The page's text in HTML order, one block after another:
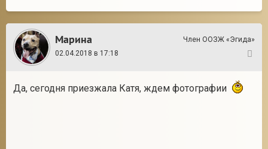
Марина
Член ООЗЖ «Эгида»
02.04.2018 в 17:18
Да, сегодня приезжала Катя, ждем фотографии